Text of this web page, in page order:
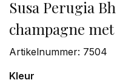
Susa Perugia
champagne
Artikelnummer: 7504
Kleur